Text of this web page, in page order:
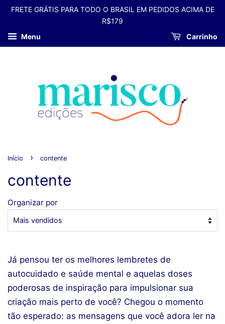
FRETE GRÁTIS PARA TODO O BRASIL EM PEDIDOS ACIMA DE
R$179
Menu
Carrinho
Início › contente
contente
Organizar por
Já pensou ter os melhores lembretes de
autocuidado e saúde mental e aquelas doses
poderosas de inspiração para impulsionar sua
criação mais perto de você? Chegou o momento
tão esperado: as mensagens que você adora ler na